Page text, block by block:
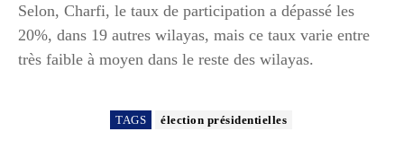
Selon, Charfi, le taux de participation a dépassé les
20%, dans 19 autres wilayas, mais ce taux varie entre
très faible à moyen dans le reste des wilayas.
TAGS élection présidentielles